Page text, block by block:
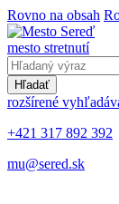
Rovno na obsah
mesto stretnutí
Hľadať
rozšírené
+421 317 892 392
mu@sered.sk